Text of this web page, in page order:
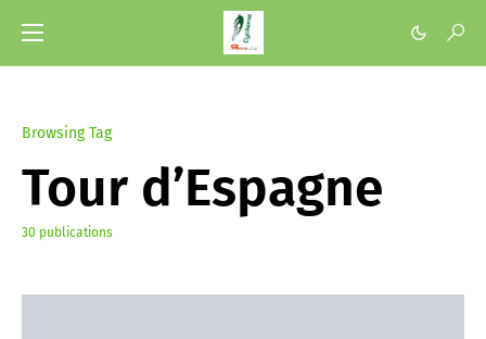
Browsing Tag
Tour d’Espagne
30 publications